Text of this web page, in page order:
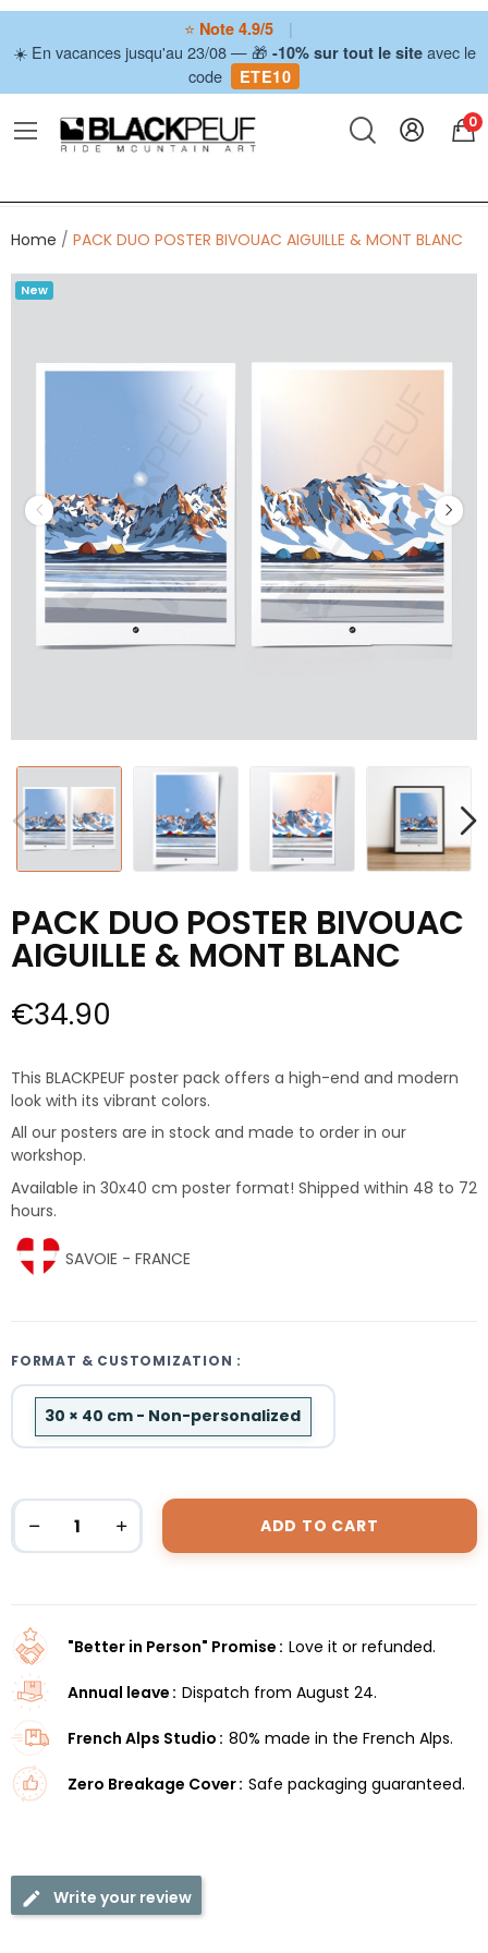
⭐ Note 4.9/5
|
☀️ En vacances jusqu'au 23/08 — 🎁 -10% sur tout le siteavec le
code
ETE10
0
Home PACK DUO POSTER BIVOUAC AIGUILLE & MONT BLANC
New
PACK DUO POSTER BIVOUAC
AIGUILLE & MONT BLANC
€34.90
This BLACKPEUF poster pack offers a high-end and modern
look with its vibrant colors.
All our posters are in stock and made to order in our
workshop.
Available in 30x40 cm poster format! Shipped within 48 to 72
hours.
SAVOIE - FRANCE
FORMAT & CUSTOMIZATION :
30 × 40 cm - Non-personalized
ADD TO CART
"Better in Person" Promise Love it or refunded.
Annual leave Dispatch from August 24.
French Alps Studio 80% made in the French Alps.
Zero Breakage Cover Safe packaging guaranteed.
Write your review